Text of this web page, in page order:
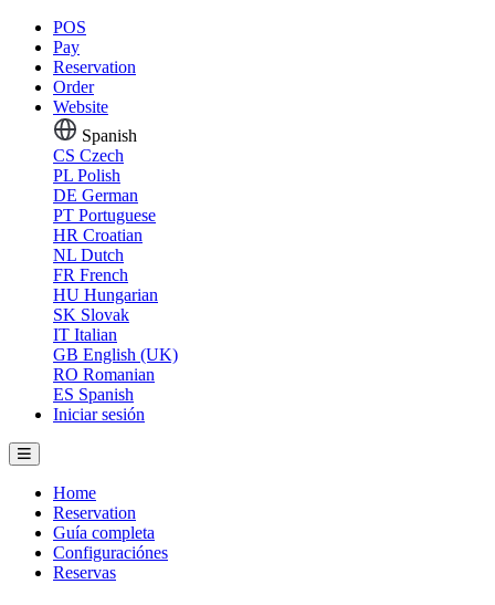
POS
Pay
Reservation
Order
Website
Spanish
CS Czech
PL Polish
DE German
PT Portuguese
HR Croatian
NL Dutch
FR French
HU Hungarian
SK Slovak
IT Italian
GB English (UK)
RO Romanian
ES Spanish
Iniciar sesión
Home
Reservation
Guía completa
Configuraciónes
Reservas